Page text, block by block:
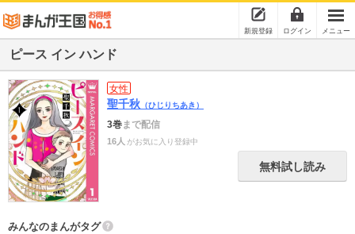
新規登録 ログイン メニュー
ピース イン ハンド
女性
聖千秋 （ひじりちあき）
3巻まで配信
16人 がお気に入り登録中
無料試し読み
みんなのまんがタグ